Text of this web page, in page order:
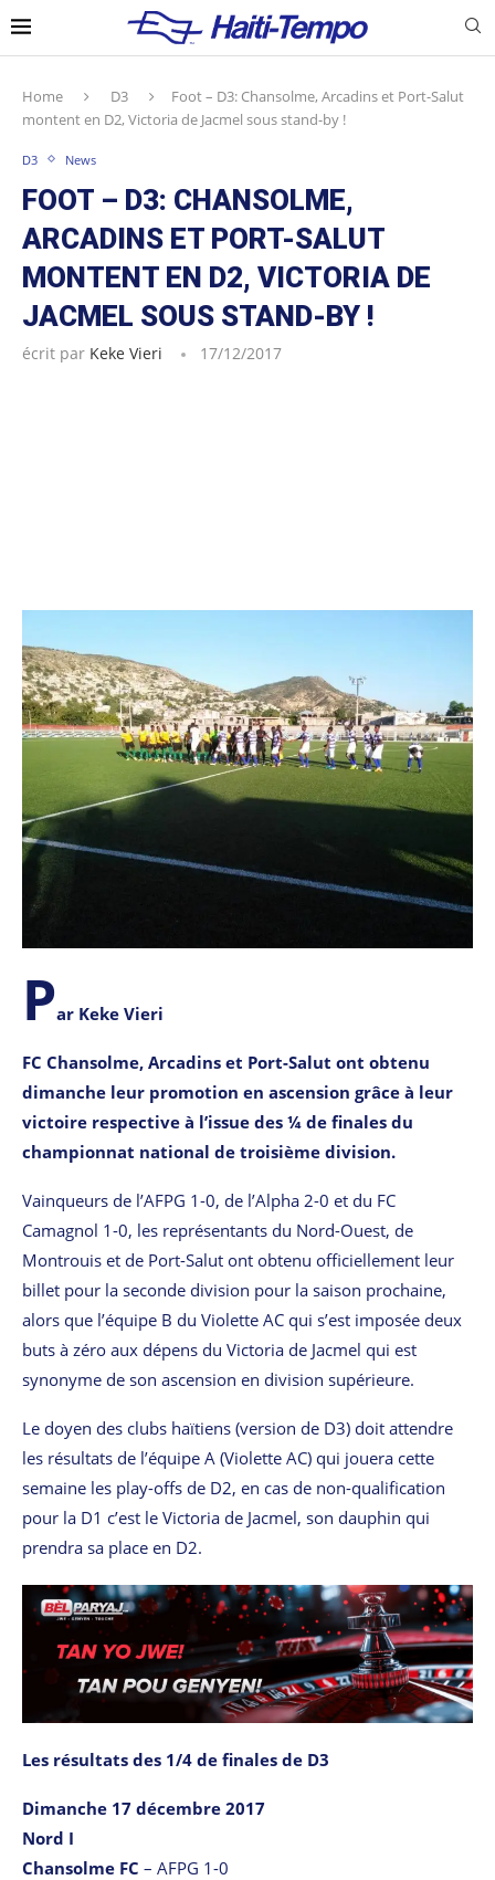
Home D3
Foot – D3: Chansolme, Arcadins et Port-Salut
montent en D2, Victoria de Jacmel sous stand-by !
D3 News
FOOT – D3: CHANSOLME,
ARCADINS ET PORT-SALUT
MONTENT EN D2, VICTORIA DE
JACMEL SOUS STAND-BY !
écrit par Keke Vieri 17/12/2017
Par Keke Vieri
FC Chansolme, Arcadins et Port-Salut ont obtenu
dimanche leur promotion en ascension grâce à leur
victoire respective à l’issue des ¼ de finales du
championnat national de troisième division.
Vainqueurs de l’AFPG 1-0, de l’Alpha 2-0 et du FC
Camagnol 1-0, les représentants du Nord-Ouest, de
Montrouis et de Port-Salut ont obtenu officiellement leur
billet pour la seconde division pour la saison prochaine,
alors que l’équipe B du Violette AC qui s’est imposée deux
buts à zéro aux dépens du Victoria de Jacmel qui est
synonyme de son ascension en division supérieure.
Le doyen des clubs haïtiens (version de D3) doit attendre
les résultats de l’équipe A (Violette AC) qui jouera cette
semaine les play-offs de D2, en cas de non-qualification
pour la D1 c’est le Victoria de Jacmel, son dauphin qui
prendra sa place en D2.
Les résultats des 1/4 de finales de D3
Dimanche 17 décembre 2017
Nord I
Chansolme FC – AFPG 1-0